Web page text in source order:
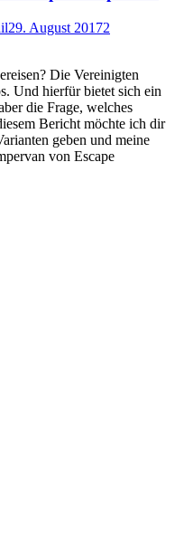
29. August 20172
Die Vereinigten
Und hierfür bietet sich ein
die Frage, welches
Bericht möchte ich dir
geben und meine
von Escape